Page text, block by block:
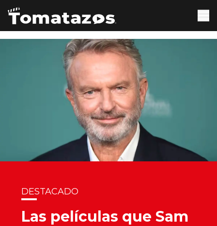
DESTACADO
Las películas que Sam